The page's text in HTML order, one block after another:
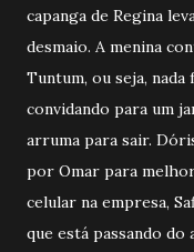
capanga de Regina
desmaio. A menina
Tuntum, ou seja,
convidando para um
arruma para sair.
por Omar para
celular na empresa,
que está passando do